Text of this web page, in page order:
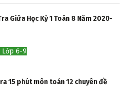
Giữa Học Kỳ 1 Toán 8 Năm 2020-
Lớp 6-9
15 phút môn toán 12 chuyên đề